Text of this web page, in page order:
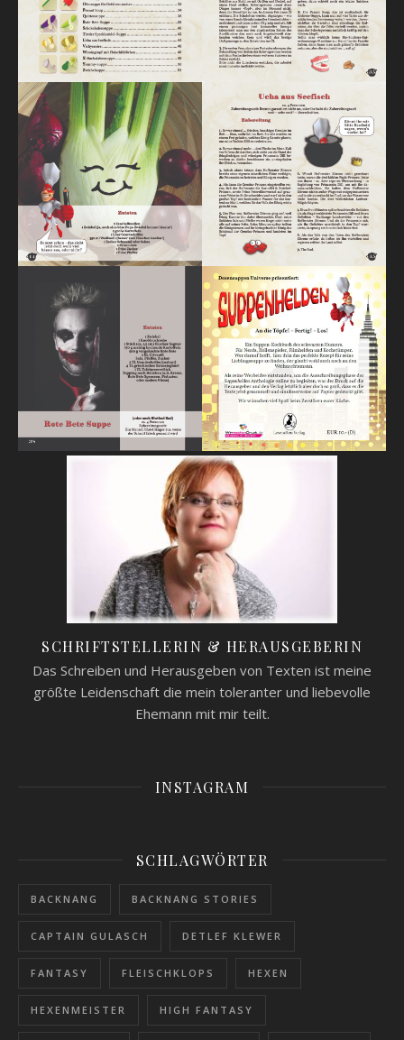
SCHRIFTSTELLERIN & HERAUSGEBERIN
Das Schreiben und Herausgeben von Texten ist meine
größte Leidenschaft die mein toleranter und liebevolle
Ehemann mit mir teilt.
INSTAGRAM
SCHLAGWÖRTER
BACKNANG BACKNANG STORIES
CAPTAIN GULASCH DETLEF KLEWER
FANTASY FLEISCHKLOPS HEXEN
HEXENMEISTER HIGH FANTASY